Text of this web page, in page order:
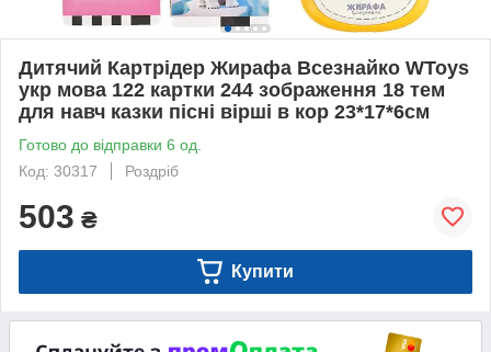
Дитячий Картрідер Жирафа Всезнайко WToys
укр мова 122 картки 244 зображення 18 тем
для навч казки пісні вірші в кор 23*17*6см
Готово до відправки 6 од.
Код: 30317
Роздріб
503 ₴
Купити